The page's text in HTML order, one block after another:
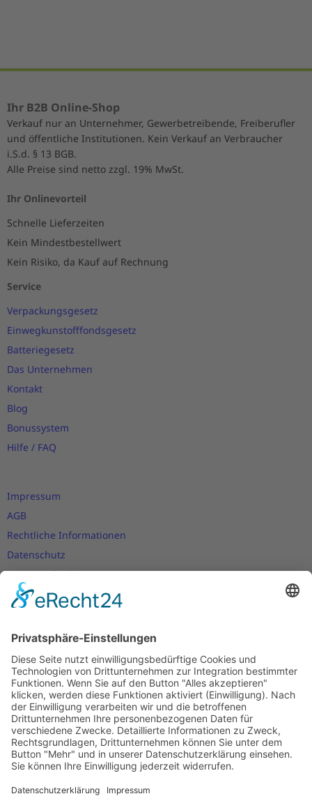
Ihr B2B Online-Shop
Verkauf nur an Unternehmer, Gewerbetreibende, Freiberufler
und öffentliche Institutionen. Kein Verkauf an Verbraucher
i.S.d. § 13 BGB.
Alle Preise sind netto zzgl. 19% MwSt.
Ihr Onlinevorteil
Schnelle Lieferzeiten
Kein Mindestbestellwert
Kein Risiko, da Kauf auf Rechnung
Service
Verpackungsgesetz
Einwegkunstofffondsgesetz
Batteriegesetz
Das Unternehmen
Kontakt
Blog
Bonussystem
Hilfe / FAQ
Impressum
AGB
Rechtliche Informationen
Datenschutz
Nutzungsbedingungen
Versand- und Zahlungsbedingungen
Cookie-Einstellungen
Newsletter
Verpassen Sie keine Neuigkeiten,
Angebote und Gutscheine!
Jetzt anmelden und10 EUR Gutscheinsichern!
Abmeldung jederzeit möglich.